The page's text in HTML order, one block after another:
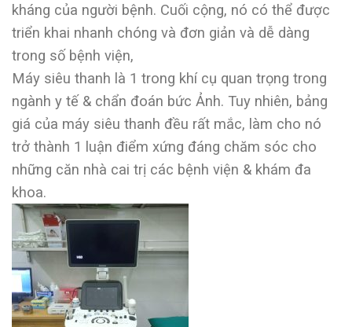
kháng của người bệnh. Cuối cộng, nó có thể được
triển khai nhanh chóng và đơn giản và dễ dàng
trong số bệnh viện,
Máy siêu thanh là 1 trong khí cụ quan trọng trong
ngành y tế & chẩn đoán bức Ảnh. Tuy nhiên, bảng
giá của máy siêu thanh đều rất mắc, làm cho nó
trở thành 1 luận điểm xứng đáng chăm sóc cho
những căn nhà cai trị các bệnh viện & khám đa
khoa.